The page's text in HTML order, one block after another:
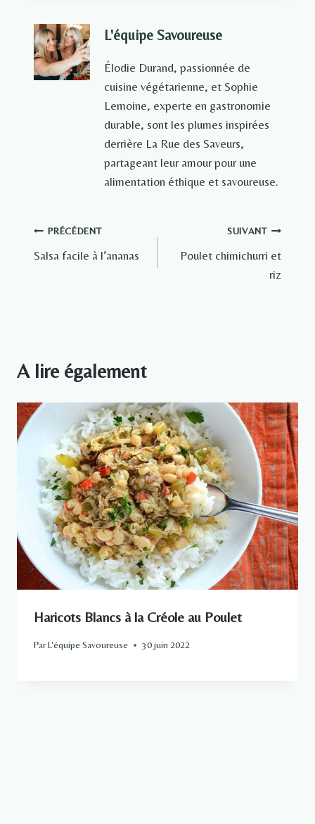
L'équipe Savoureuse
Élodie Durand, passionnée de
cuisine végétarienne, et Sophie
Lemoine, experte en gastronomie
durable, sont les plumes inspirées
derrière La Rue des Saveurs,
partageant leur amour pour une
alimentation éthique et savoureuse.
Navigation
de
PRÉCÉDENT
Salsa facile à l’ananas
SUIVANT
Poulet chimichurri et
riz
A lire également
Haricots Blancs à la Créole au Poulet
ParL'équipe Savoureuse 30 juin 2022